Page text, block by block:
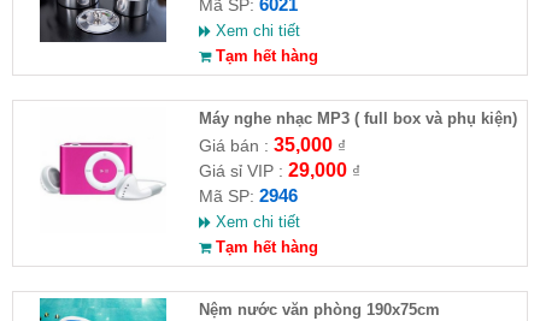
Mã SP: 6021
Xem chi tiết
Tạm hết hàng
Máy nghe nhạc MP3 ( full box và phụ kiện)
Giá bán : 35,000₫
Giá sỉ VIP : 29,000₫
Mã SP: 2946
Xem chi tiết
Tạm hết hàng
Nệm nước văn phòng 190x75cm